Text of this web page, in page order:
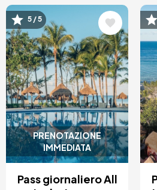
PRENOTAZIONE
IMMEDIATA
Immagine
5 / 5
Pass giornaliero All